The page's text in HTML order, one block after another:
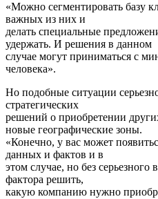
«Можно сегментировать базу
важных из них и
делать специальные
удержать. И решения в данном
случае могут приниматься с
человека».
Но подобные ситуации
стратегических
решений о приобретении
новые географические зоны.
«Конечно, у вас может
данных и фактов и в
этом случае, но без серьезного
фактора решить,
какую компанию нужно